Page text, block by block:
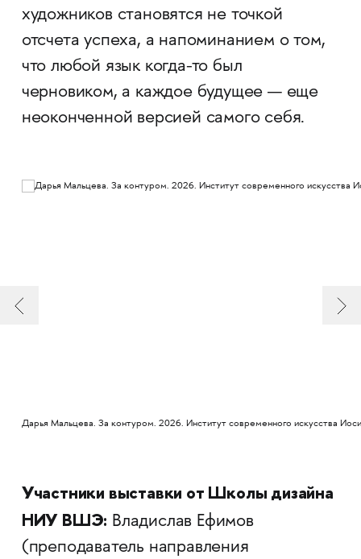
художников становятся не точкой
отсчета успеха, а напоминанием о том,
что любой язык когда-то был
черновиком, а каждое будущее — еще
неоконченной версией самого себя.
Дарья Мальцева. За контуром. 2026. Институт современного искусства
Участники выставки от Школы дизайна
НИУ ВШЭ: Владислав Ефимов
(преподаватель направления